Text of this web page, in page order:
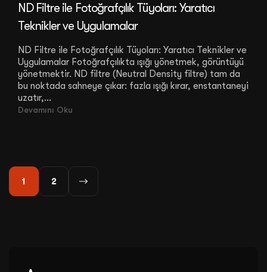
ND Filtre ile Fotoğrafçılık Tüyoları: Yaratıcı
Teknikler ve Uygulamalar
ND Filtre ile Fotoğrafçılık Tüyoları: Yaratıcı Teknikler ve
Uygulamalar Fotoğrafçılıkta ışığı yönetmek, görüntüyü
yönetmektir. ND filtre (Neutral Density filtre) tam da
bu noktada sahneye çıkar: fazla ışığı kırar, enstantaneyi
uzatır,...
Devamını Oku
1 2